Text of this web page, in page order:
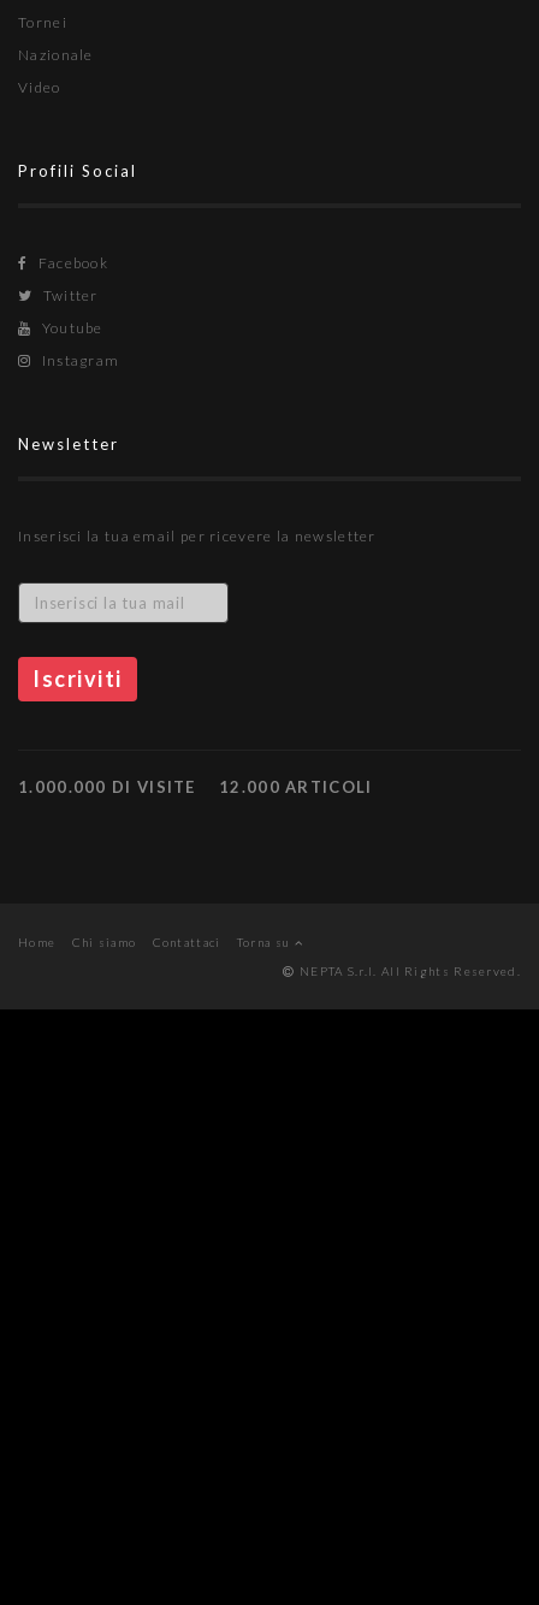
Tornei
Nazionale
Video
Profili Social
Facebook
Twitter
Youtube
Instagram
Newsletter
Inserisci la tua email per ricevere la newsletter
1.000.000 DI VISITE 12.000 ARTICOLI
Home Chi siamo Contattaci
Torna su
NEPTA S.r.l. All Rights Reserved.